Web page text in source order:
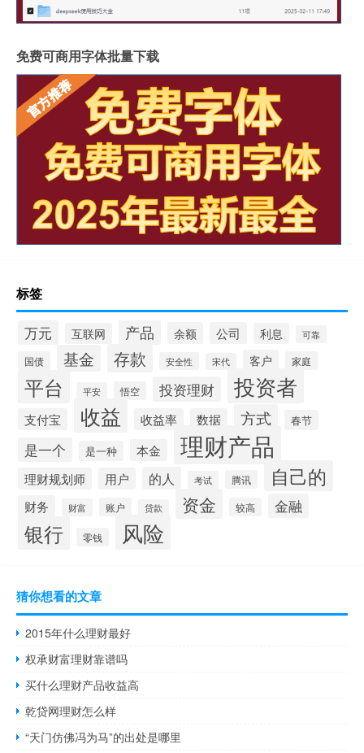
免费可商用字体批量下载
标签
万元 互联网 产品 余额 公司 利息 可靠
国债 基金 存款 安全性 宋代 客户 家庭
平台 平安 悟空 投资理财 投资者
支付宝 收益 收益率 数据 方式 春节
是一个 是一种 本金 理财产品
理财规划师 用户 的人 考试 腾讯 自己的
财务 财富 账户 贷款 资金 较高 金融
银行 零钱 风险
猜你想看的文章
2015年什么理财最好
权承财富理财靠谱吗
买什么理财产品收益高
乾贷网理财怎么样
“天门仿佛冯为马”的出处是哪里